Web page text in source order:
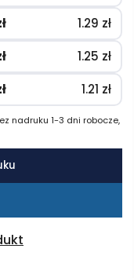
1.29 zł
1.25 zł
1.21 zł
nadruku 1-3 dni robocze,